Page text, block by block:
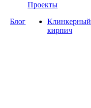
Блог
Проекты
Клинкерный
кирпич